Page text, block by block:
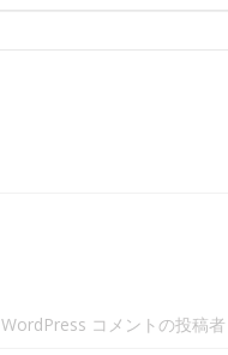
WordPress コメントの投稿者